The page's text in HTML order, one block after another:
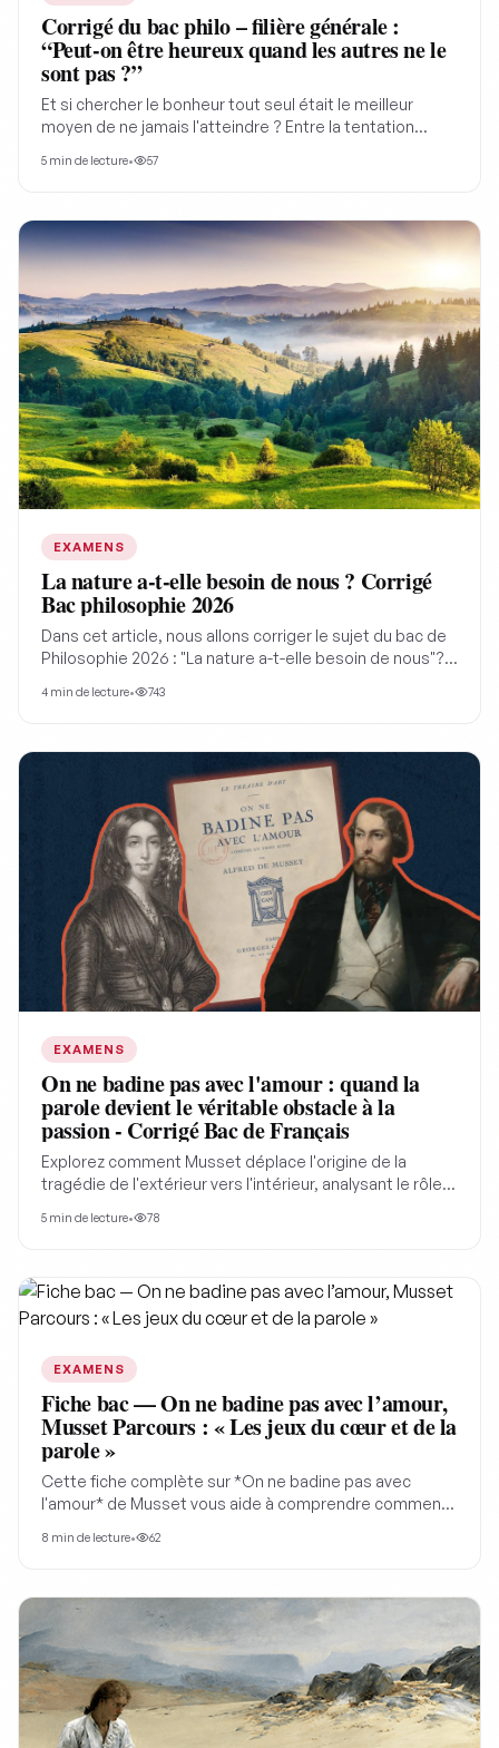
Corrigé du bac philo – filière générale :
“Peut-on être heureux quand les autres ne le
sont pas ?”
Et si chercher le bonheur tout seul était le meilleur
moyen de ne jamais l'atteindre ? Entre la tentation
porosité de notre sensibilité humaine, la philosophie
d'être heureux. Peut-on être heureux quand les autres
ne le sont pas? Comment dépasser la culpabilité et
transformer notre malaise face à la souffrance d'autrui
en un puissant moteur d'action collective.
5 min de lecture• 57
EXAMENS
La nature a-t-elle besoin de nous ? Corrigé
Bac philosophie 2026
Dans cet article, nous allons corriger le sujet du bac de
Philosophie 2026 : "La nature a-t-elle besoin de nous"?
manière assez originale. La nature a précédé l'humanité
4 min de lecture• 743
EXAMENS
On ne badine pas avec l'amour : quand la
parole devient le véritable obstacle à la
passion - Corrigé Bac de Français
Explorez comment Musset déplace l'origine de la
tragédie de l'extérieur vers l'intérieur, analysant le rôle
dans "On ne badine pas avec l'amour" afin de mieux
5 min de lecture• 78
EXAMENS
Fiche bac — On ne badine pas avec l’amour,
Musset Parcours : « Les jeux du cœur et de la
parole »
Cette fiche complète sur *On ne badine pas avec
l'amour* de Musset vous aide à comprendre comment
amoureux en tragédie, un incontournable pour les
8 min de lecture• 62